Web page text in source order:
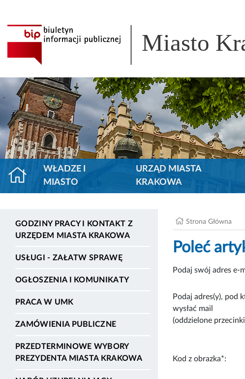
Miasto
WŁADZE I
MIASTO
URZĄD MIASTA
KRAKOWA
GODZINY PRACY I KONTAKT Z
URZĘDEM MIASTA KRAKOWA
USŁUGI - ZAŁATW SPRAWĘ
OGŁOSZENIA I KOMUNIKATY
PRACA W UMK
ZAMÓWIENIA PUBLICZNE
PRZEDTERMINOWE WYBORY
PREZYDENTA MIASTA KRAKOWA
Strona Główna
Poleć
Podaj swój adres e-
Podaj adres(y), pod
wysłać mail
(oddzielone
Kod z obrazka*: